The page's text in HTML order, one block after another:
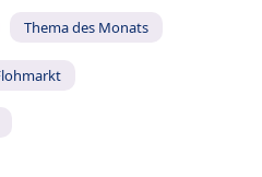
Thema des Monats